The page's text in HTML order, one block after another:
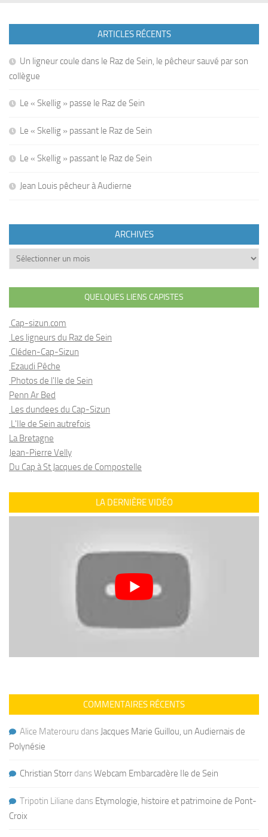
ARTICLES RÉCENTS
Un ligneur coule dans le Raz de Sein, le pêcheur sauvé par son
collègue
Le « Skellig » passe le Raz de Sein
Le « Skellig » passant le Raz de Sein
Le « Skellig » passant le Raz de Sein
Jean Louis pêcheur à Audierne
ARCHIVES
Archives
QUELQUES LIENS CAPISTES
Cap-sizun.com
Les ligneurs du Raz de Sein
Cléden-Cap-Sizun
Ezaudi Pêche
Photos de l'Ile de Sein
Penn Ar Bed
Les dundees du Cap-Sizun
L'Ile de Sein autrefois
La Bretagne
Jean-Pierre Velly
Du Cap à St Jacques de Compostelle
LA DERNIÈRE VIDÉO
COMMENTAIRES RÉCENTS
Alice Materouru dans Jacques Marie Guillou, un Audiernais de
Polynésie
Christian Storr dans Webcam Embarcadère Ile de Sein
Tripotin Liliane dans Etymologie, histoire et patrimoine de Pont-
Croix